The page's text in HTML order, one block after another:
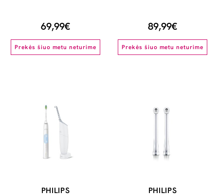
69,99€
Prekės šiuo metu neturime
89,99€
Prekės šiuo metu neturime
PHILIPS PHILIPS